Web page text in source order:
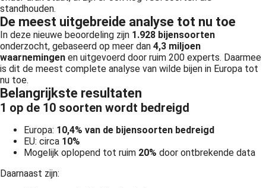
standhouden.
De meest uitgebreide analyse tot nu toe
In deze nieuwe beoordeling zijn 1.928 bijensoorten
onderzocht, gebaseerd op meer dan 4,3 miljoen
waarnemingen en uitgevoerd door ruim 200 experts. Daarmee
is dit de meest complete analyse van wilde bijen in Europa tot
nu toe.
Belangrijkste resultaten
1 op de 10 soorten wordt bedreigd
Europa: 10,4% van de bijensoorten bedreigd
EU: circa 10%
Mogelijk oplopend tot ruim 20% door ontbrekende data
Daarnaast zijn: